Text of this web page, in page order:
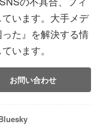
います。大手メデ
た』を解決する情
います。
お問い合わせ